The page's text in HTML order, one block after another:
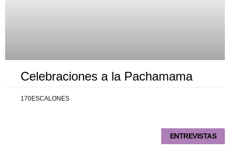
Celebraciones a la Pachamama
170ESCALONES
ENTREVISTAS